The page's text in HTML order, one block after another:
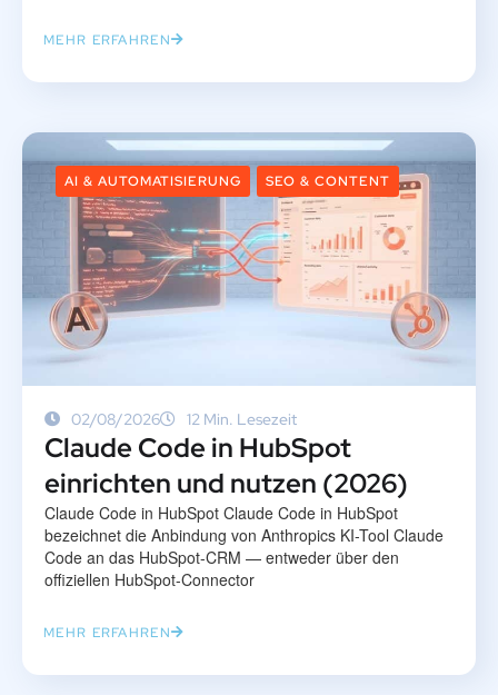
MEHR ERFAHREN
AI & AUTOMATISIERUNG SEO & CONTENT
02/08/2026 12 Min. Lesezeit
Claude Code in HubSpot
einrichten und nutzen (2026)
Claude Code in HubSpot Claude Code in HubSpot
bezeichnet die Anbindung von Anthropics KI-Tool Claude
Code an das HubSpot-CRM — entweder über den
offiziellen HubSpot-Connector
MEHR ERFAHREN